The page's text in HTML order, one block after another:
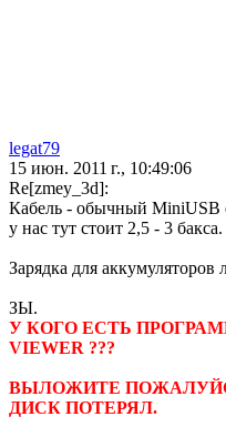
legat79
15 июн. 2011 г., 10:49:06
Re[zmey_3d]:
Кабель - обычный MiniUSB
у нас тут стоит 2,5 - 3 бакса.
Зарядка для аккумуляторов
ЗЫ.
У КОГО ЕСТЬ
VIEWER ???
ВЫЛОЖИТЕ
ДИСК ПОТЕРЯЛ.